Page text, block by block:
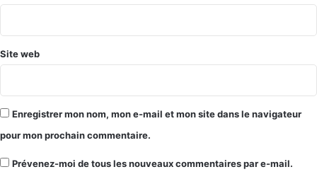
Site web
Enregistrer mon nom, mon e-mail et mon site dans le navigateur
pour mon prochain commentaire.
Prévenez-moi de tous les nouveaux commentaires par e-mail.